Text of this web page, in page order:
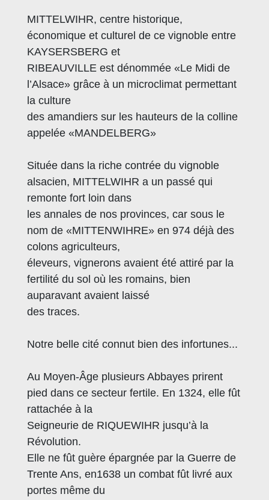
MITTELWIHR, centre historique,
économique et culturel de ce vignoble entre
KAYSERSBERG et
RIBEAUVILLE est dénommée «Le Midi de
l’Alsace» grâce à un microclimat permettant
la culture
des amandiers sur les hauteurs de la colline
appelée «MANDELBERG»
Située dans la riche contrée du vignoble
alsacien, MITTELWIHR a un passé qui
remonte fort loin dans
les annales de nos provinces, car sous le
nom de «MITTENWIHRE» en 974 déjà des
colons agriculteurs,
éleveurs, vignerons avaient été attiré par la
fertilité du sol où les romains, bien
auparavant avaient laissé
des traces.
Notre belle cité connut bien des infortunes...
Au Moyen-Âge plusieurs Abbayes prirent
pied dans ce secteur fertile. En 1324, elle fût
rattachée à la
Seigneurie de RIQUEWIHR jusqu’à la
Révolution.
Elle ne fût guère épargnée par la Guerre de
Trente Ans, en1638 un combat fût livré aux
portes même du